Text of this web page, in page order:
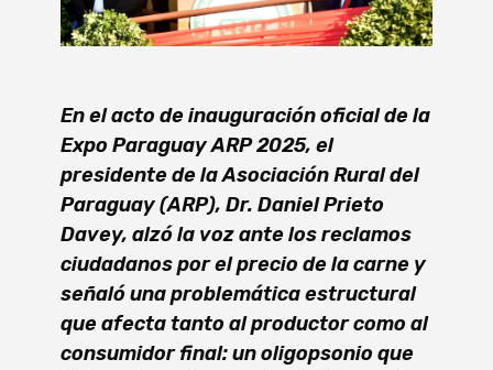
En el acto de inauguración oficial de la
Expo Paraguay ARP 2025, el
presidente de la Asociación Rural del
Paraguay (ARP), Dr. Daniel Prieto
Davey, alzó la voz ante los reclamos
ciudadanos por el precio de la carne y
señaló una problemática estructural
que afecta tanto al productor como al
consumidor final: un oligopsonio que